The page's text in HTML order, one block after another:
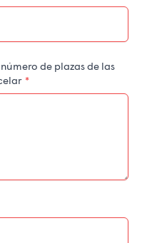
de plazas de las
*